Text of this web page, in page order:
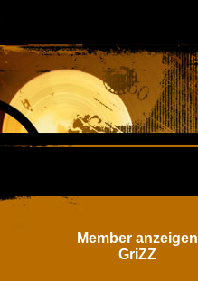
Member anzeigen
GriZZ